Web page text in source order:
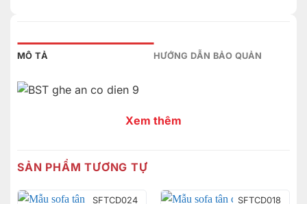
MÔ TẢ HƯỚNG DẪN BẢO QUẢN
Xem thêm
SẢN PHẨM TƯƠNG TỰ
SFTCD024 SFTCD018